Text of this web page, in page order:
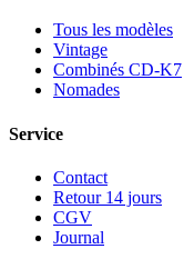
Tous les modèles
Vintage
Combinés CD-K7
Nomades
Service
Contact
Retour 14 jours
CGV
Journal